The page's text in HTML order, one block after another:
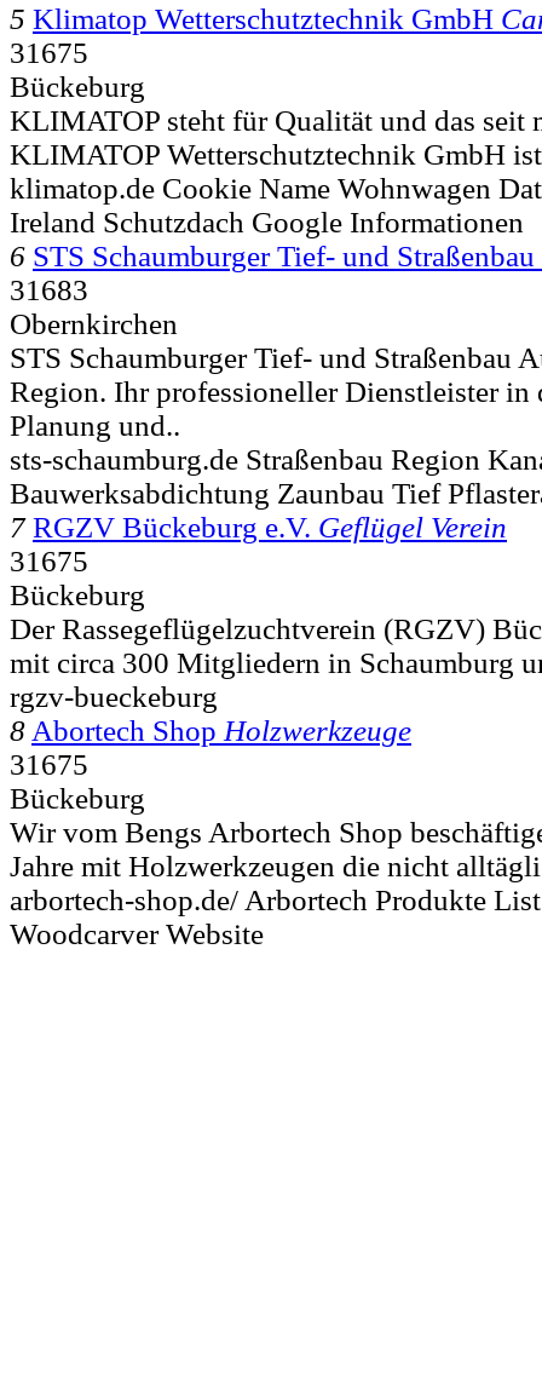
5 Klimatop Wetterschutztechnik GmbH
31675
Bückeburg
KLIMATOP steht für Qualität und das seit
KLIMATOP Wetterschutztechnik GmbH
klimatop.de Cookie Name Wohnwagen
Ireland Schutzdach Google Informationen
6 STS Schaumburger Tief- und Straßenbau
31683
Obernkirchen
STS Schaumburger Tief- und Straßenbau
Region. Ihr professioneller Dienstleister in
Planung und..
sts-schaumburg.de Straßenbau Region
Bauwerksabdichtung Zaunbau Tief
7 RGZV Bückeburg e.V. Geflügel Verein
31675
Bückeburg
Der Rassegeflügelzuchtverein (RGZV)
mit circa 300 Mitgliedern in Schaumburg
rgzv-bueckeburg
8 Abortech Shop Holzwerkzeuge
31675
Bückeburg
Wir vom Bengs Arbortech Shop
Jahre mit Holzwerkzeugen die nicht
arbortech-shop.de/ Arbortech Produkte
Woodcarver Website